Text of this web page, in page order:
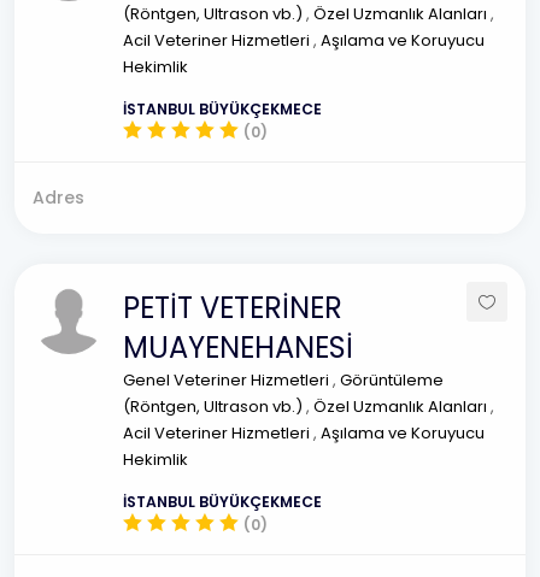
(Röntgen, Ultrason vb.) , Özel Uzmanlık Alanları ,
Acil Veteriner Hizmetleri , Aşılama ve Koruyucu
Hekimlik
İSTANBUL BÜYÜKÇEKMECE
(0)
Adres
PETİT VETERİNER
MUAYENEHANESİ
Genel Veteriner Hizmetleri , Görüntüleme
(Röntgen, Ultrason vb.) , Özel Uzmanlık Alanları ,
Acil Veteriner Hizmetleri , Aşılama ve Koruyucu
Hekimlik
İSTANBUL BÜYÜKÇEKMECE
(0)